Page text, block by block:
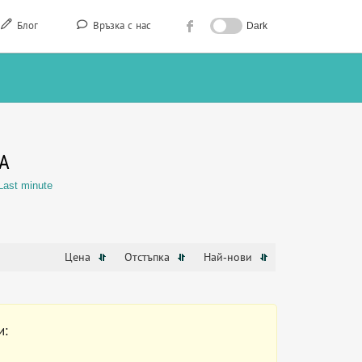
Блог Връзка с нас Dark
minute
Цена Отстъпка Най-нови